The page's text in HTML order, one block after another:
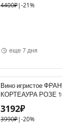
4400₽|-21%
еще 7 дня
Вино игристое
КОРТЕАУРА РОЗЕ
брют, Италия
3192₽
3990₽|-20%